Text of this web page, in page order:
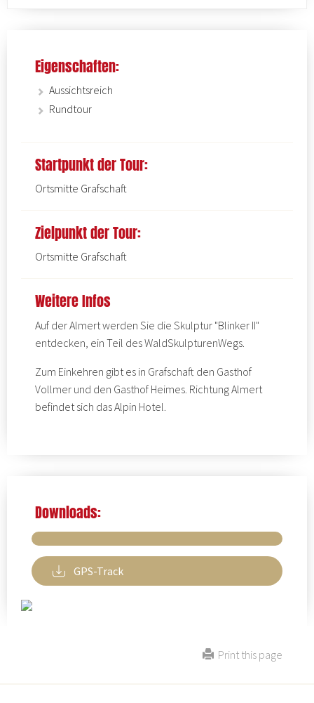
Eigenschaften:
Aussichtsreich
Rundtour
Startpunkt der Tour:
Ortsmitte Grafschaft
Zielpunkt der Tour:
Ortsmitte Grafschaft
Weitere Infos
Auf der Almert werden Sie die Skulptur "Blinker II"
entdecken, ein Teil desWaldSkulpturenWegs.
Zum Einkehren gibt es in Grafschaft den Gasthof
Vollmer und den Gasthof Heimes. Richtung Almert
befindet sich dasAlpin Hotel.
Downloads:
GPS-Track
Print this page